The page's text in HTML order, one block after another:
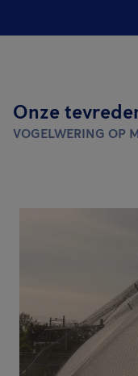
Onze
VOGELWERING OP